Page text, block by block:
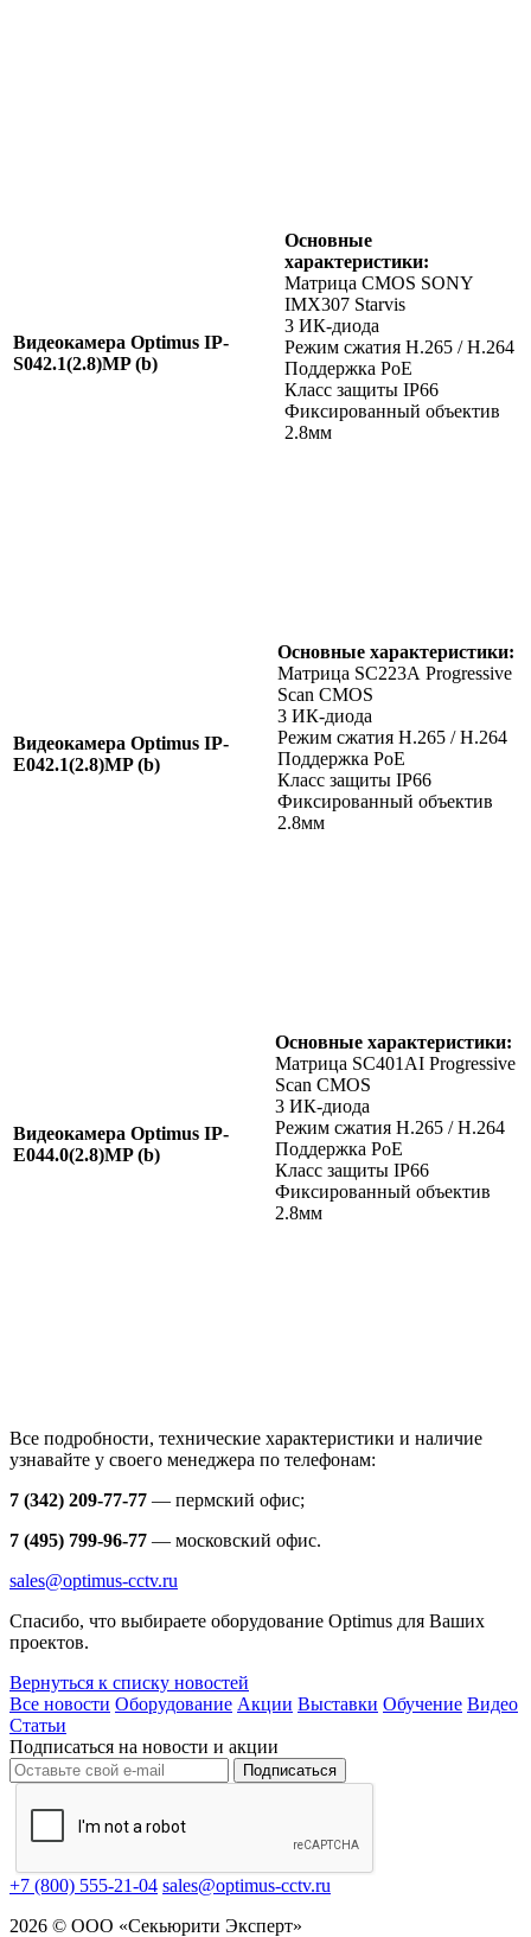
Видеокамера Optimus IP-
S042.1(2.8)MP (b)
Основные
характеристики:
Матрица CMOS SONY
IMX307 Starvis
3 ИК-диода
Режим сжатия H.265 / H.264
Поддержка PoE
Класс защиты IР66
Фиксированный объектив
2.8мм
Видеокамера Optimus IP-
E042.1(2.8)MP (b)
Основные характеристики:
Матрица SC223А Progressive
Scan CMOS
3 ИК-диода
Режим сжатия H.265 / H.264
Поддержка PoE
Класс защиты IР66
Фиксированный объектив
2.8мм
Видеокамера Optimus IP-
E044.0(2.8)MP (b)
Основные характеристики:
Матрица SC401AI Progressive
Scan CMOS
3 ИК-диода
Режим сжатия H.265 / H.264
Поддержка PoE
Класс защиты IР66
Фиксированный объектив
2.8мм
Все подробности, технические характеристики и наличие
узнавайте у своего менеджера по телефонам:
7 (342) 209-77-77 — пермский офис;
7 (495) 799-96-77 — московский офис.
sales@optimus-cctv.ru
Спасибо, что выбираете оборудование Optimus для Ваших
проектов.
Вернуться к списку новостей
Все новости Оборудование Акции Выставки Обучение Видео
Статьи
Подписаться на новости и акции
Подписаться
+7 (800) 555-21-04 sales@optimus-cctv.ru
2026 © ООО «Секьюрити Эксперт»